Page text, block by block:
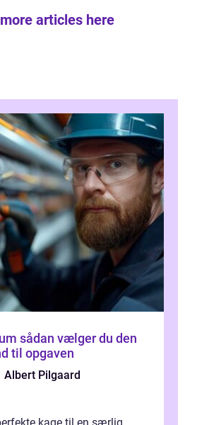
articles here
den
til opgaven
Albert Pilgaard